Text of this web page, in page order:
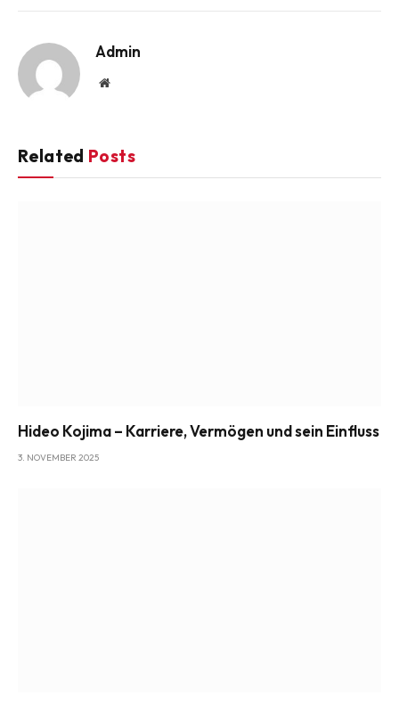
Admin
Website
Related Posts
Hideo Kojima – Karriere, Vermögen und sein Einfluss
3. NOVEMBER 2025